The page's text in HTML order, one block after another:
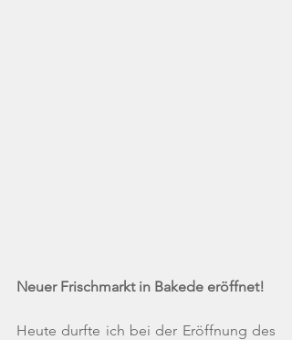
Neuer Frischmarkt in Bakede eröffnet!